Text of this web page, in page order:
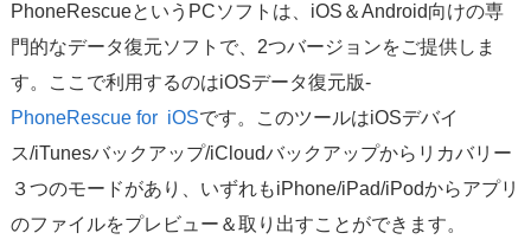
PhoneRescueというPCソフトは、iOS＆Android向けの専
門的なデータ復元ソフトで、2つバージョンをご提供しま
す。ここで利用するのはiOSデータ復元版-
PhoneRescue for iOSです。このツールはiOSデバイ
ス/iTunesバックアップ/iCloudバックアップからリカバリー
３つのモードがあり、いずれもiPhone/iPad/iPodからアプリ
のファイルをプレビュー＆取り出すことができます。